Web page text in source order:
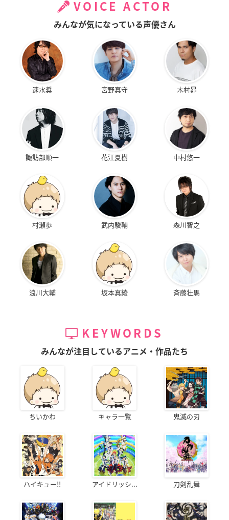
VOICE ACTOR
みんなが気になっている声優さん
速水奨 宮野真守 木村昴
諏訪部順一 花江夏樹 中村悠一
村瀬歩 武内駿輔 森川智之
浪川大輔 坂本真綾 斉藤壮馬
KEYWORDS
みんなが注目しているアニメ・作品たち
ちいかわ キャラ一覧 鬼滅の刃
ハイキュー!! アイドリッシ... 刀剣乱舞